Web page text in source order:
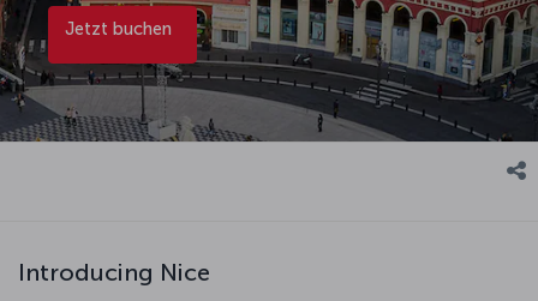
Jetzt buchen
Introducing Nice